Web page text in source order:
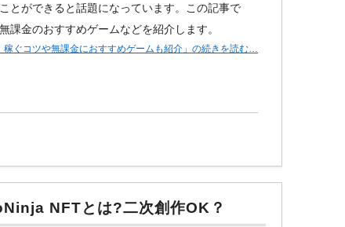
とができると話題になっています。この記事で
課金のおすすめゲームなどを紹介します。
稼ぐコツや無課金におすすめゲームも紹介」の続きを読む…
NFTとは?二次創作OK？